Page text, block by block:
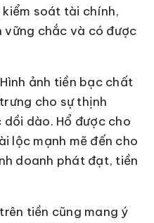
soát tài chính,
vững chắc và có được
ảnh tiền bạc chất
cho sự thịnh
dào. Hổ được cho
lộc mạnh mẽ đến cho
doanh phát đạt, tiền
tiền cũng mang ý